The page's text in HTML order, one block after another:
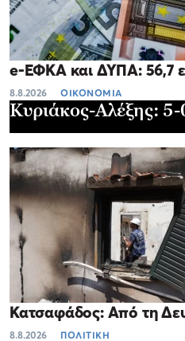
e-ΕΦΚΑ και ΔΥΠΑ: 56,7
8.8.2026 ΟΙΚΟΝΟΜΙΑ
Κυριάκος-Αλέξης:
Κατσαφάδος: Από τη
8.8.2026 ΠΟΛΙΤΙΚΗ